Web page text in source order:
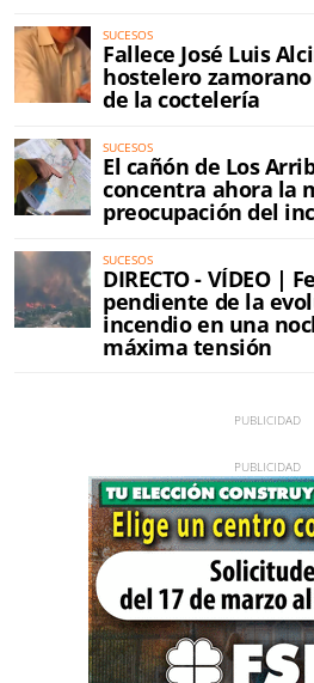
SUCESOS
Fallece José Luis
hostelero
de la coctelería
SUCESOS
El cañón de Los
concentra ahora la
preocupación del
SUCESOS
DIRECTO - VÍDEO |
pendiente de la
incendio en una
máxima tensión